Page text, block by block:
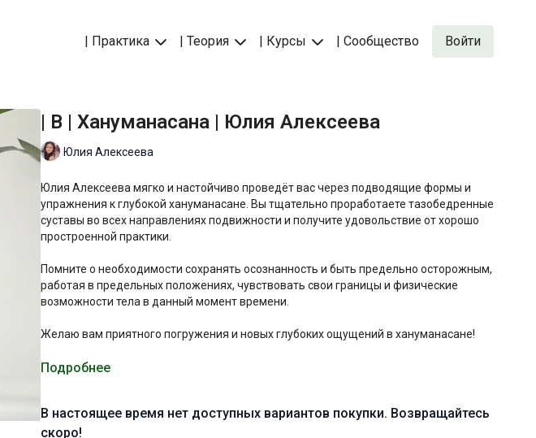
| Практика | Теория | Курсы | Сообщество Войти
| B | Хануманасана | Юлия Алексеева
Юлия Алексеева
Юлия Алексеева мягко и настойчиво проведёт вас через подводящие формы и
упражнения к глубокой хануманасане. Вы тщательно проработаете тазобедренные
суставы во всех направлениях подвижности и получите удовольствие от хорошо
простроенной практики.
Помните о необходимости сохранять осознанность и быть предельно осторожным,
работая в предельных положениях, чувствовать свои границы и физические
возможности тела в данный момент времени.
Желаю вам приятного погружения и новых глубоких ощущений в хануманасане!
Уровень подготовки:
Специфика:
Подробнее
В настоящее время нет доступных вариантов покупки. Возвращайтесь
скоро!